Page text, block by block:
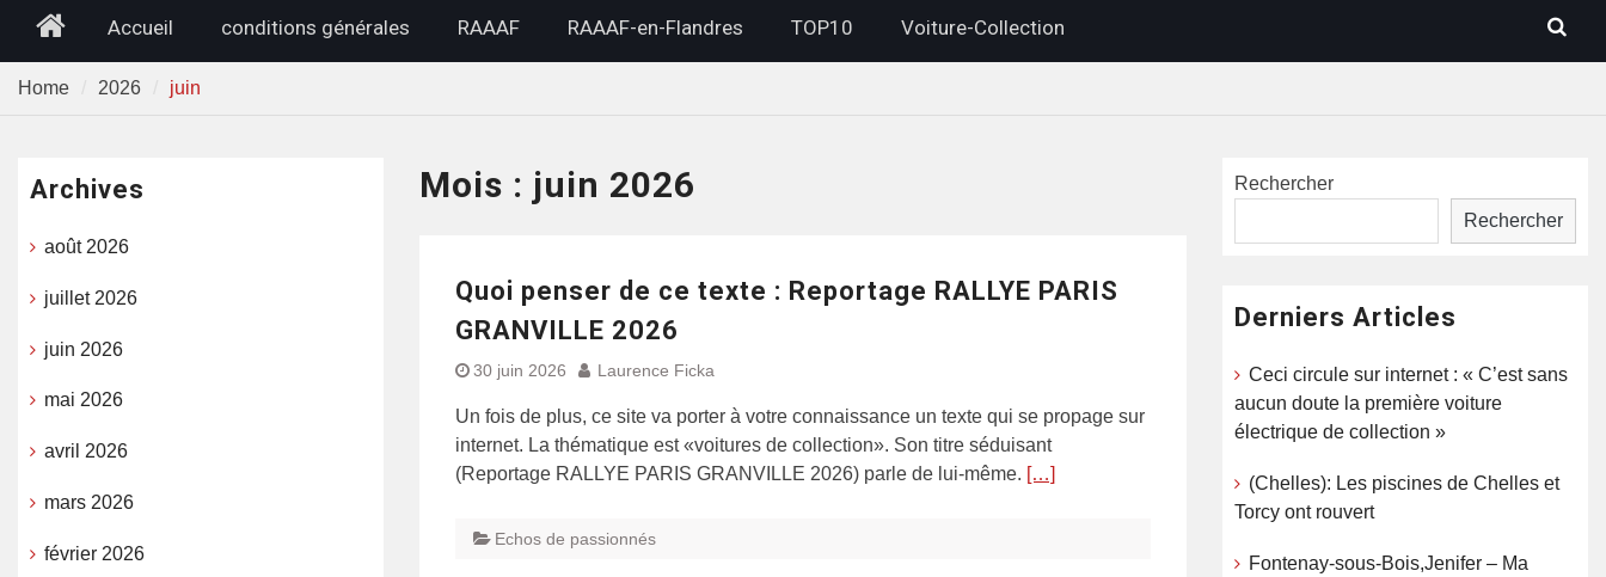
HomeAccueil conditions générales RAAAF RAAAF-en-Flandres TOP10 Voiture-Collection
Home 2026 juin
Mois : juin 2026
Quoi penser de ce texte : Reportage RALLYE PARIS
GRANVILLE 2026
30 juin 2026 Laurence Ficka
Un fois de plus, ce site va porter à votre connaissance un texte qui se propage sur
internet. La thématique est «voitures de collection». Son titre séduisant
(Reportage RALLYE PARIS GRANVILLE 2026) parle de lui-même. […]
Echos de passionnés
Rechercher
Rechercher
Derniers Articles
Ceci circule sur internet : « C’est sans
aucun doute la première voiture
électrique de collection »
(Chelles): Les piscines de Chelles et
Torcy ont rouvert
Fontenay-sous-Bois,Jenifer – Ma
Archives
août 2026
juillet 2026
juin 2026
mai 2026
avril 2026
mars 2026
février 2026